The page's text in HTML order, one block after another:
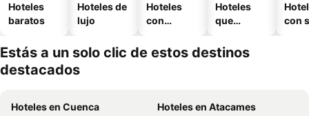
Hoteles
baratos
Hoteles de
lujo
Hoteles
con
Hoteles
que
mascotas
con
Estás a un solo clic de estos destinos
destacados
Hoteles en Cuenca
Hoteles en Atacames